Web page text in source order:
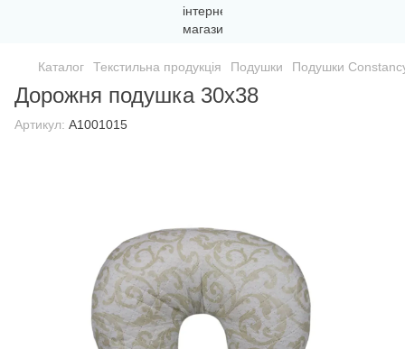
Каталог Текстильна продукція Подушки Подушки
Дорожня подушка 30х38
Артикул: A1001015